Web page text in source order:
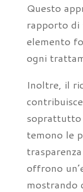
Questo
rapporto di
elemento
ogni
Inoltre, il
soprattutto
temono le
offrono
mostrando